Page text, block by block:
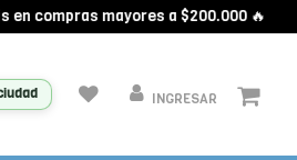
compras mayores a $200.000 🔥
INGRESAR